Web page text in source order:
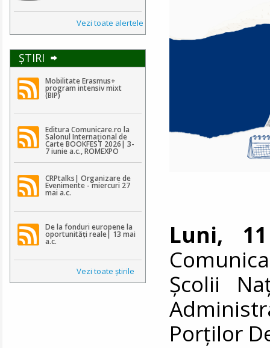
Vezi toate alertele
ŞTIRI
Mobilitate Erasmus+
program intensiv mixt
(BIP)
Editura Comunicare.ro la
Salonul Internațional de
Carte BOOKFEST 2026| 3-
7 iunie a.c., ROMEXPO
CRPtalks| Organizare de
Evenimente - miercuri 27
mai a.c.
De la fonduri europene la
oportunități reale| 13 mai
a.c.
Vezi toate ştirile
Luni,
Școlii
Porților